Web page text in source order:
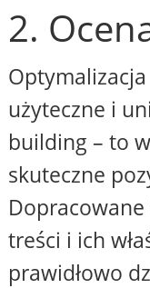
2.
użyteczne i
building – to
skuteczne
treści i ich
prawidłowo